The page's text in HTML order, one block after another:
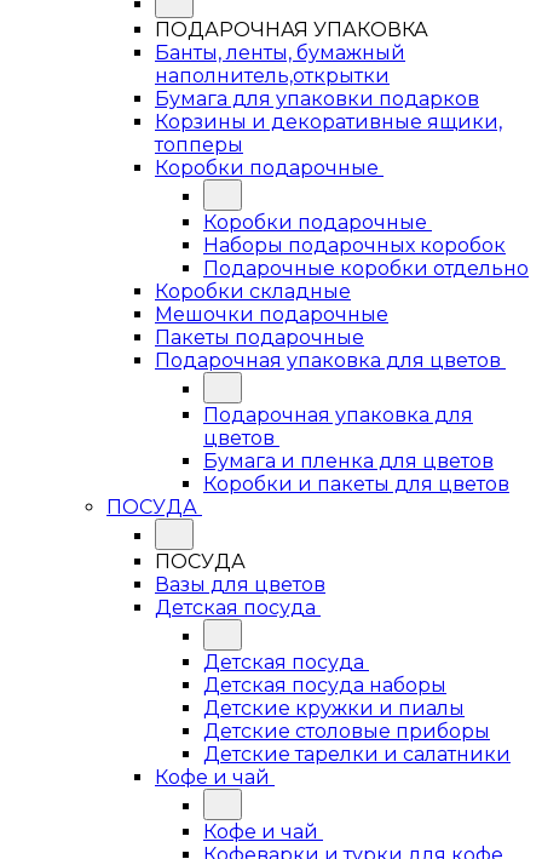
ПОДАРОЧНАЯ УПАКОВКА
Банты, ленты, бумажный
наполнитель,открытки
Бумага для упаковки подарков
Корзины и декоративные ящики,
топперы
Коробки подарочные
Коробки подарочные
Наборы подарочных коробок
Подарочные коробки отдельно
Коробки складные
Мешочки подарочные
Пакеты подарочные
Подарочная упаковка для цветов
Подарочная упаковка для
цветов
Бумага и пленка для цветов
Коробки и пакеты для цветов
ПОСУДА
ПОСУДА
Вазы для цветов
Детская посуда
Детская посуда
Детская посуда наборы
Детские кружки и пиалы
Детские столовые приборы
Детские тарелки и салатники
Кофе и чай
Кофе и чай